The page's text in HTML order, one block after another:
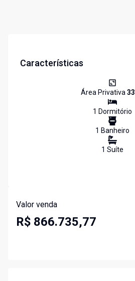
Características
Área Privativa33
1 Dormitório
1 Banheiro
1 Suíte
Valor venda
R$ 866.735,77